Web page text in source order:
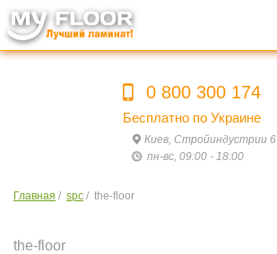
0 800 300 174
Бесплатно по Украине
Киев, Стройиндустрии 6
пн-вс, 09:00 - 18:00
Главная / spc / the-floor
the-floor